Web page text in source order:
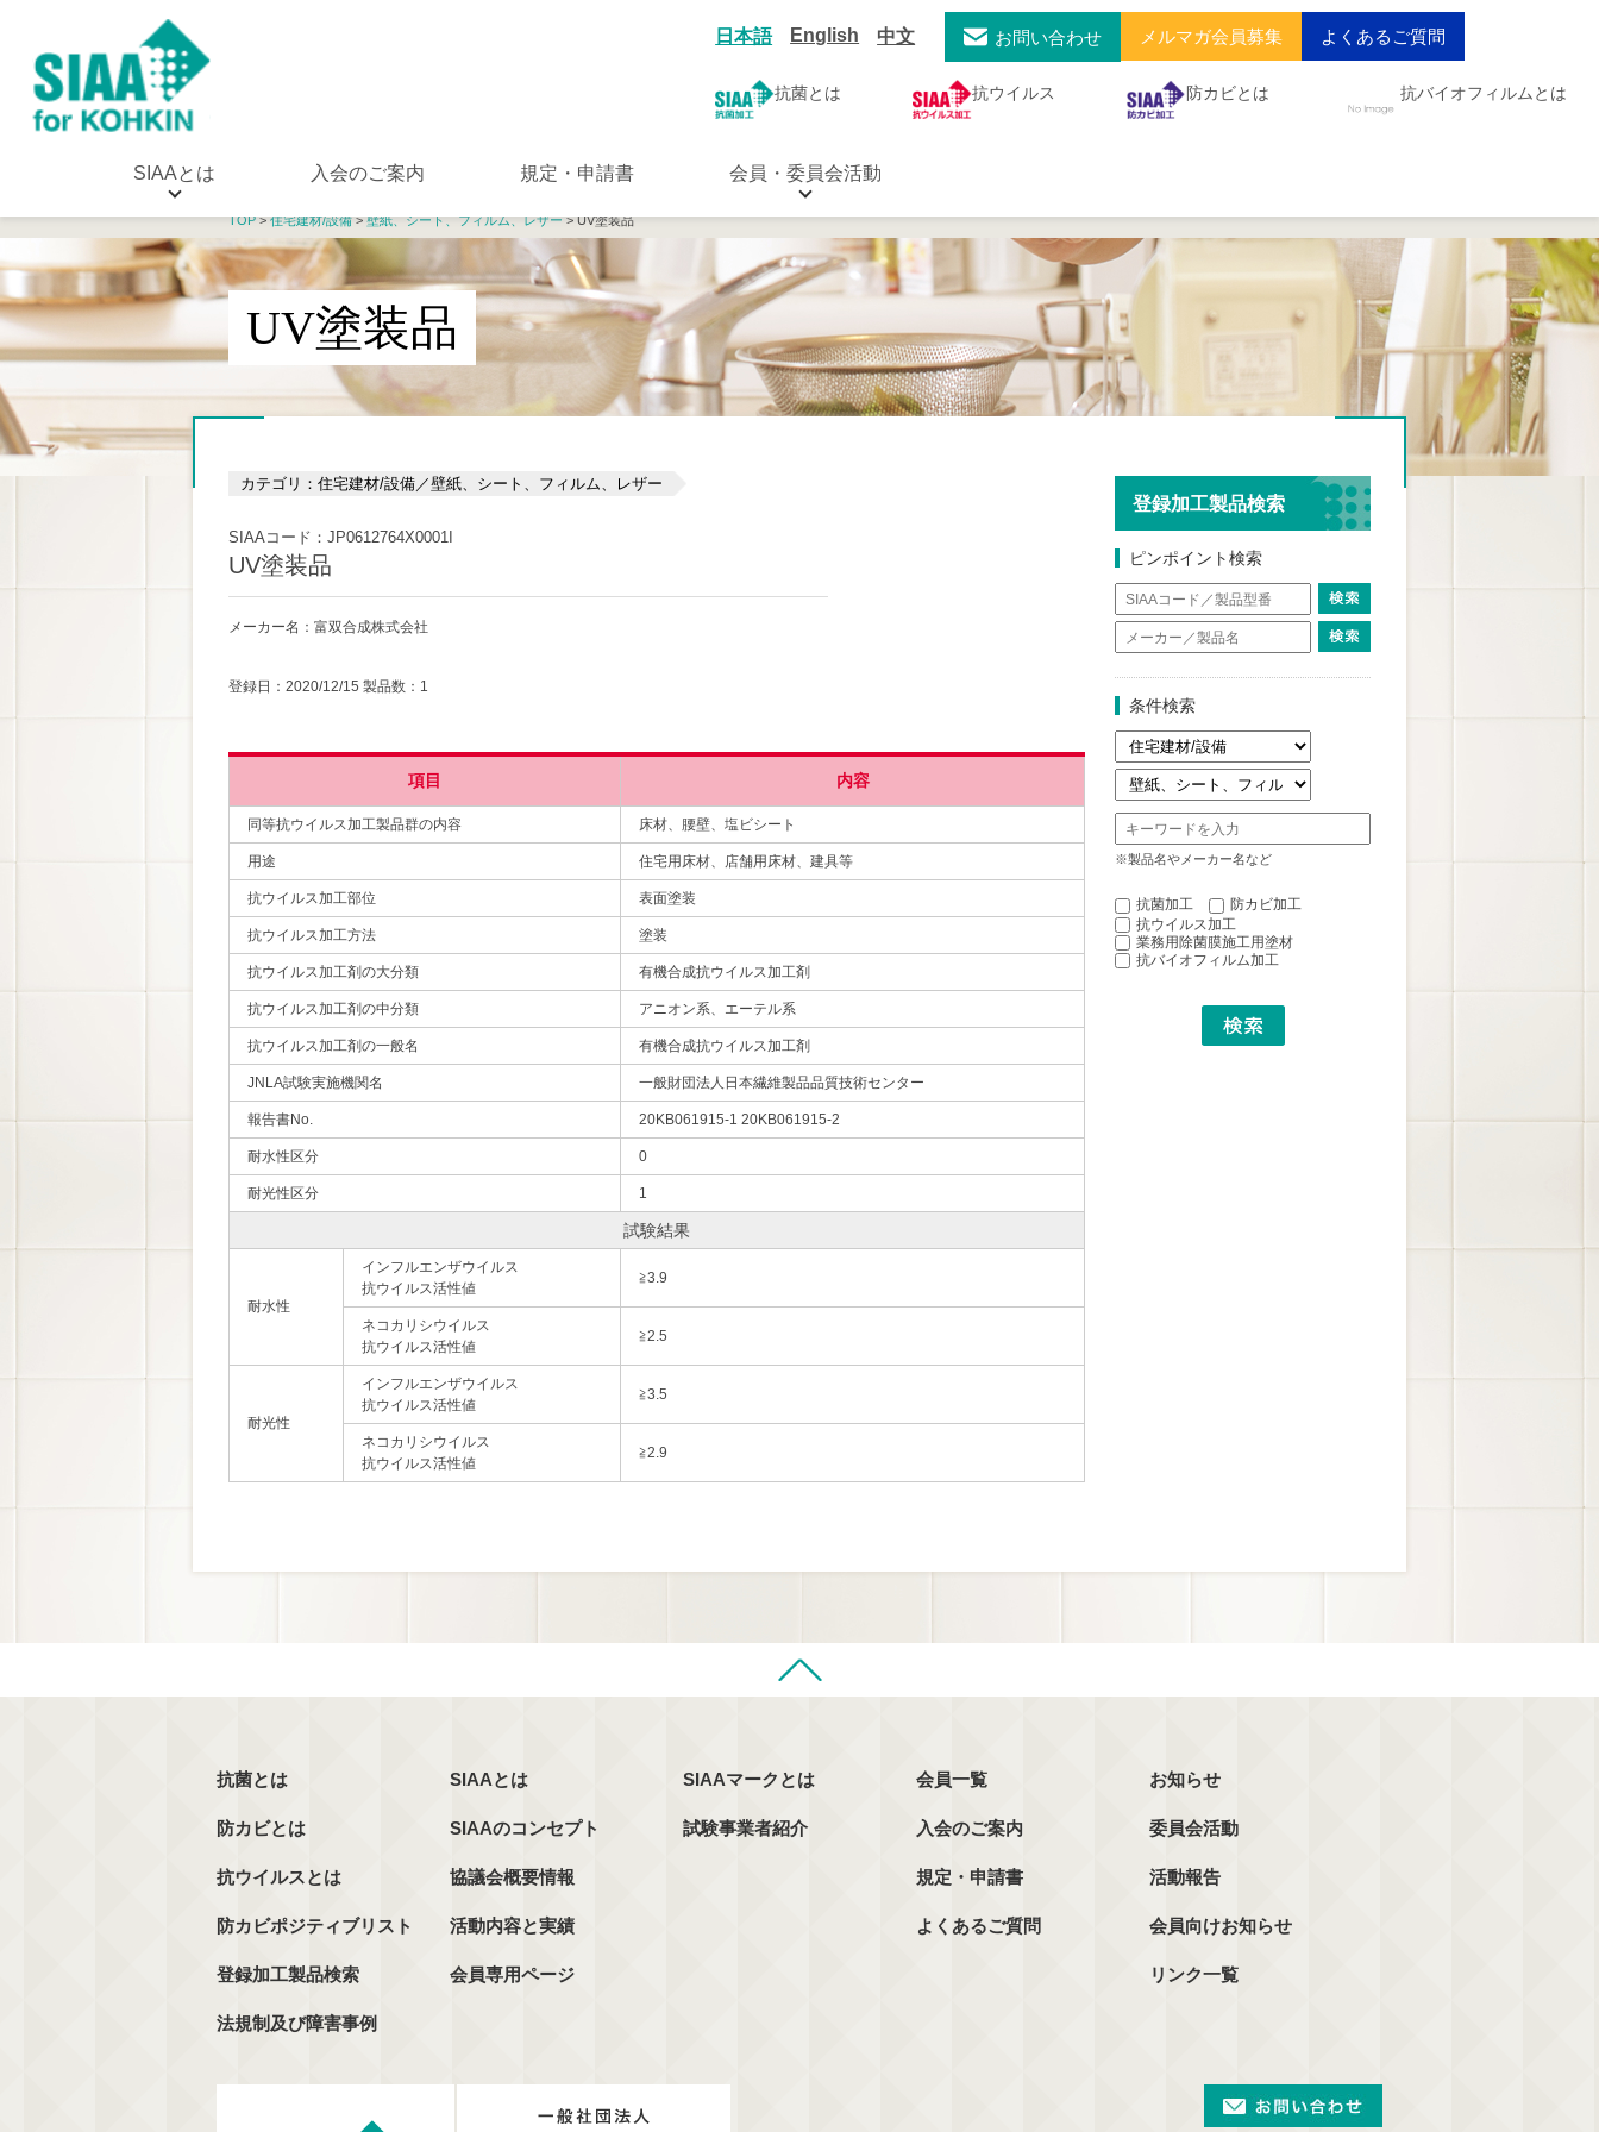
日本語 English 中文 お問い合わせ メルマガ会員募集 よくあるご質問
抗菌とは 抗ウイルス 防カビとは 抗バイオフィルムとは
SIAAとは 入会のご案内 規定・申請書 会員・委員会活動
TOP>住宅建材/設備>壁紙、シート、フィルム、レザー> UV塗装品
UV塗装品
カテゴリ：住宅建材/設備／壁紙、シート、フィルム、レザー
SIAAコード：JP0612764X0001I
UV塗装品
メーカー名：富双合成株式会社
登録日：2020/12/15 製品数：1
項目 内容
同等抗ウイルス加工製品群の内容 床材、腰壁、塩ビシート
用途 住宅用床材、店舗用床材、建具等
抗ウイルス加工部位 表面塗装
抗ウイルス加工方法 塗装
抗ウイルス加工剤の大分類 有機合成抗ウイルス加工剤
抗ウイルス加工剤の中分類 アニオン系、エーテル系
抗ウイルス加工剤の一般名 有機合成抗ウイルス加工剤
JNLA試験実施機関名 一般財団法人日本繊維製品品質技術センター
報告書No. 20KB061915-1 20KB061915-2
耐水性区分 0
耐光性区分 1
試験結果
耐水性
インフルエンザウイルス
抗ウイルス活性値
≧3.9
ネコカリシウイルス
抗ウイルス活性値
≧2.5
耐光性
インフルエンザウイルス
抗ウイルス活性値
≧3.5
ネコカリシウイルス
抗ウイルス活性値
≧2.9
登録加工製品検索
ピンポイント検索
条件検索
※製品名やメーカー名など
抗菌加工
防カビ加工
抗ウイルス加工
業務用除菌膜施工用塗材
抗バイオフィルム加工
抗菌とは
防カビとは
抗ウイルスとは
防カビポジティブリスト
登録加工製品検索
法規制及び障害事例
SIAAとは
SIAAのコンセプト
協議会概要情報
活動内容と実績
会員専用ページ
SIAAマークとは
試験事業者紹介
会員一覧
入会のご案内
規定・申請書
よくあるご質問
お知らせ
委員会活動
活動報告
会員向けお知らせ
リンク一覧